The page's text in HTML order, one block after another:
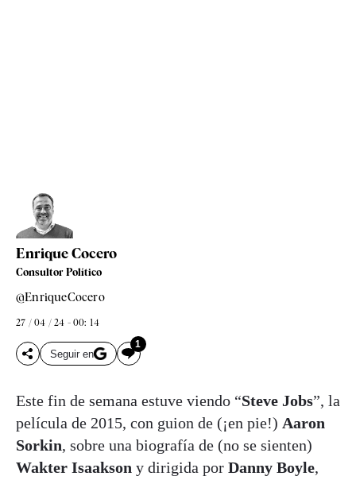
Enrique Cocero
Consultor Político
@EnriqueCocero
27 / 04 / 24 - 00: 14
Seguir en
1
Este fin de semana estuve viendo “Steve Jobs”, la
película de 2015, con guion de (¡en pie!) Aaron
Sorkin, sobre una biografía de (no se sienten)
Wakter Isaakson y dirigida por Danny Boyle,